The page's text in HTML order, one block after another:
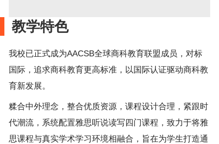
教学特色
我校已正式成为AACSB全球商科教育联盟成员，对标
国际，追求商科教育更高标准，以国际认证驱动商科教
育新发展。
糅合中外理念，整合优质资源，课程设计合理，紧跟时
代潮流，系统配置雅思听说读写四门课程，致力于将雅
思课程与真实学术学习环境相融合，旨在为学生打造通